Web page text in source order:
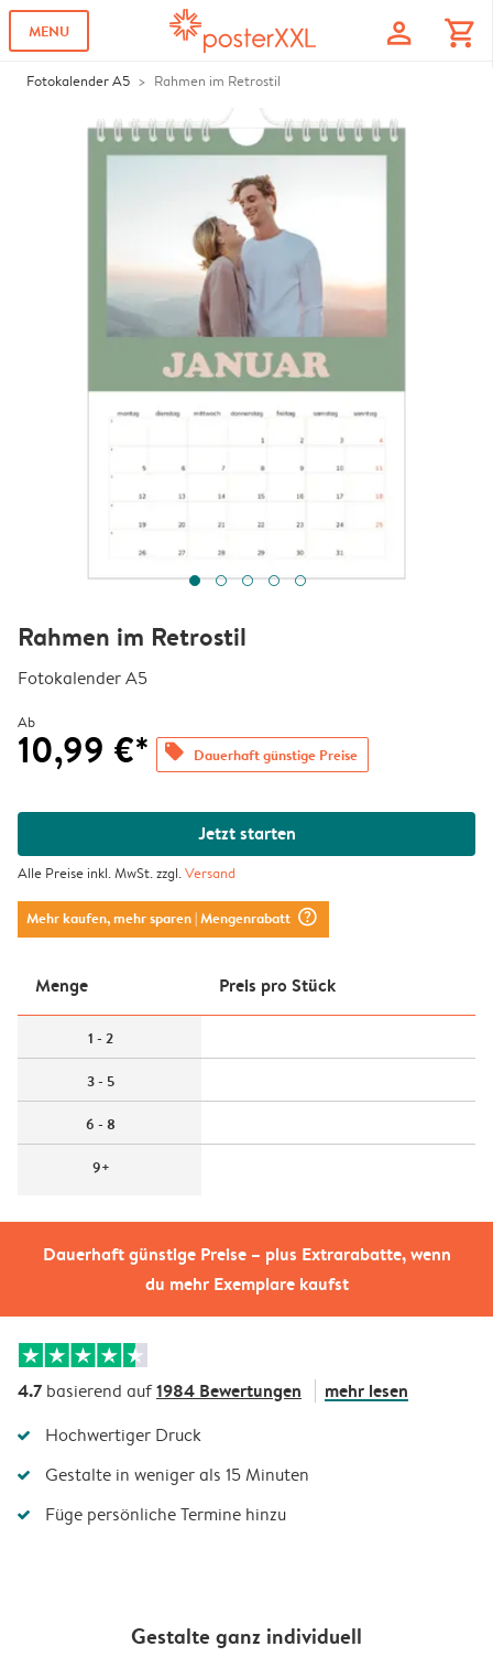
MENU profile shopping_cart
Fotokalender A5 Rahmen im Retrostil
Dauerhaft günstige Preise – plus Extrarabatte, wenn
du mehr Exemplare kaufst
Rahmen im Retrostil
Fotokalender A5
Ab
10,99 €* offers Dauerhaft günstige Preise
Jetzt starten
Alle Preise inkl. MwSt. zzgl.Versand
Mehr kaufen, mehr sparen| Mengenrabatt question_mark_circle
Menge Preis pro Stück
1 - 2
3 - 5
6 - 8
9+
4.7 basierend auf1984 Bewertungen mehr lesen
Hochwertiger Druck
Gestalte in weniger als 15 Minuten
Füge persönliche Termine hinzu
Gestalte ganz individuell